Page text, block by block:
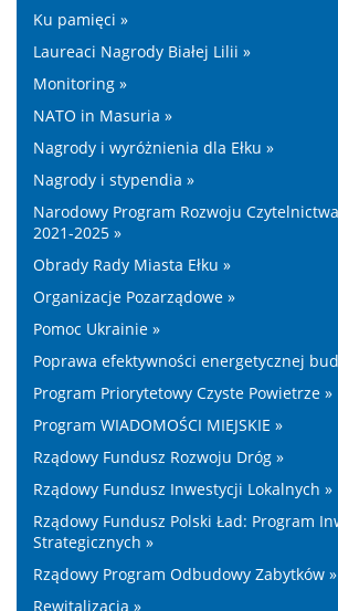
Ku pamięci »
Laureaci Nagrody Białej Lilii »
Monitoring »
NATO in Masuria »
Nagrody i wyróżnienia dla Ełku »
Nagrody i stypendia »
Narodowy Program Rozwoju
2021-2025 »
Obrady Rady Miasta Ełku »
Organizacje Pozarządowe »
Pomoc Ukrainie »
Poprawa efektywności energetycznej
Program Priorytetowy Czyste Powietrze »
Program WIADOMOŚCI MIEJSKIE »
Rządowy Fundusz Rozwoju Dróg »
Rządowy Fundusz Inwestycji Lokalnych »
Rządowy Fundusz Polski Ład: Program
Strategicznych »
Rządowy Program Odbudowy Zabytków »
Rewitalizacja »